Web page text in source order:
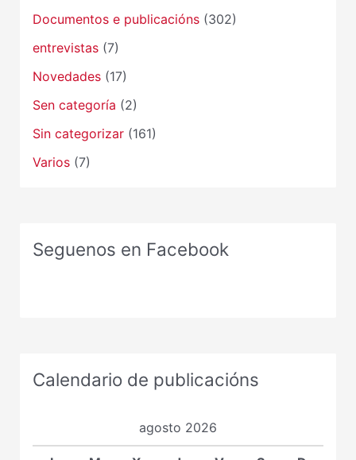
Documentos e publicacións(302)
entrevistas(7)
Novedades(17)
Sen categoría (2)
Sin categorizar(161)
Varios(7)
Seguenos en Facebook
Calendario de publicacións
agosto 2026